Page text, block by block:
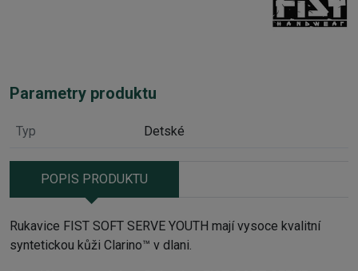
Parametry produktu
Typ Detské
POPIS PRODUKTU
Rukavice FIST SOFT SERVE YOUTH mají vysoce kvalitní
syntetickou kůži Clarino™ v dlani.